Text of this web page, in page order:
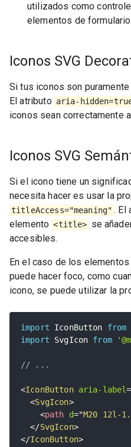
utilizados como
elementos de
Iconos SVG
Si tus iconos son
El atributo aria-
iconos sean correctamente
Iconos SVG
Si el icono tiene un
necesita hacer es usar la
titleAccess="meaning" . El
elemento <title> se
accesibles.
En el caso de los
puede hacer foco, como
icono, se puede utilizar la
import IconButton from
import SvgIcon from
// ...
<IconButton aria-label=
<SvgIcon>
<path d="M20 12l-
</SvgIcon>
</IconButton>